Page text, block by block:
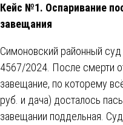
Кейс №1. Оспаривание
завещания
Симоновский районный
4567/2024. После смерти
завещание, по которему
руб. и дача) досталось
завещании поддельная.